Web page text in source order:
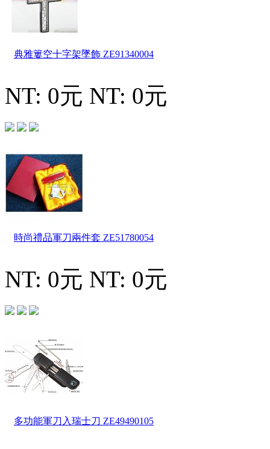
典雅簍空十字架墜飾 ZE91340004
NT: 0元 NT: 0元
時尚禮品軍刀兩件套 ZE51780054
NT: 0元 NT: 0元
多功能軍刀入瑞士刀 ZE49490105